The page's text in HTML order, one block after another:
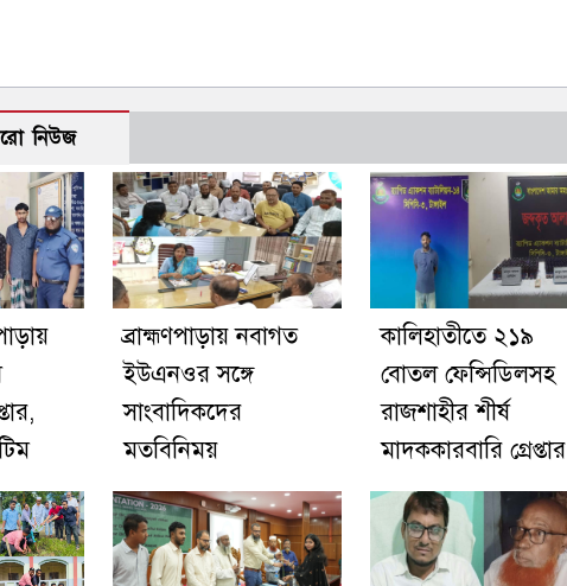
নিউজ
ব্রাহ্মণপাড়ায় নবাগত
ইউএনওর সঙ্গে
সাংবাদিকদের
মতবিনিময়
কালিহাতীতে ২১৯
বোতল ফেন্সিডিলসহ
রাজশাহীর শীর্ষ
মাদককারবারি গ্রেপ্তার